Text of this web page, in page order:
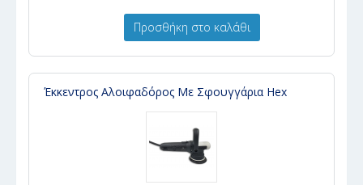
Προσθήκη στο καλάθι
Έκκεντρος Αλοιφαδόρος Με Σφουγγάρια Hex